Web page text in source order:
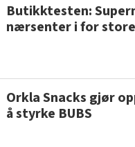
Butikktesten:
nærsenter i for
Orkla Snacks gjør
å styrke BUBS